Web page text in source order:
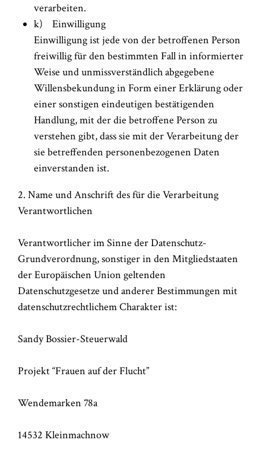
verarbeiten.
k) Einwilligung
Einwilligung ist jede von der betroffenen Person
freiwillig für den bestimmten Fall in informierter
Weise und unmissverständlich abgegebene
Willensbekundung in Form einer Erklärung oder
einer sonstigen eindeutigen bestätigenden
Handlung, mit der die betroffene Person zu
verstehen gibt, dass sie mit der Verarbeitung der
sie betreffenden personenbezogenen Daten
einverstanden ist.
2. Name und Anschrift des für die Verarbeitung
Verantwortlichen
Verantwortlicher im Sinne der Datenschutz-
Grundverordnung, sonstiger in den Mitgliedstaaten
der Europäischen Union geltenden
Datenschutzgesetze und anderer Bestimmungen mit
datenschutzrechtlichem Charakter ist:
Sandy Bossier-Steuerwald
Projekt “Frauen auf der Flucht”
Wendemarken 78a
14532 Kleinmachnow